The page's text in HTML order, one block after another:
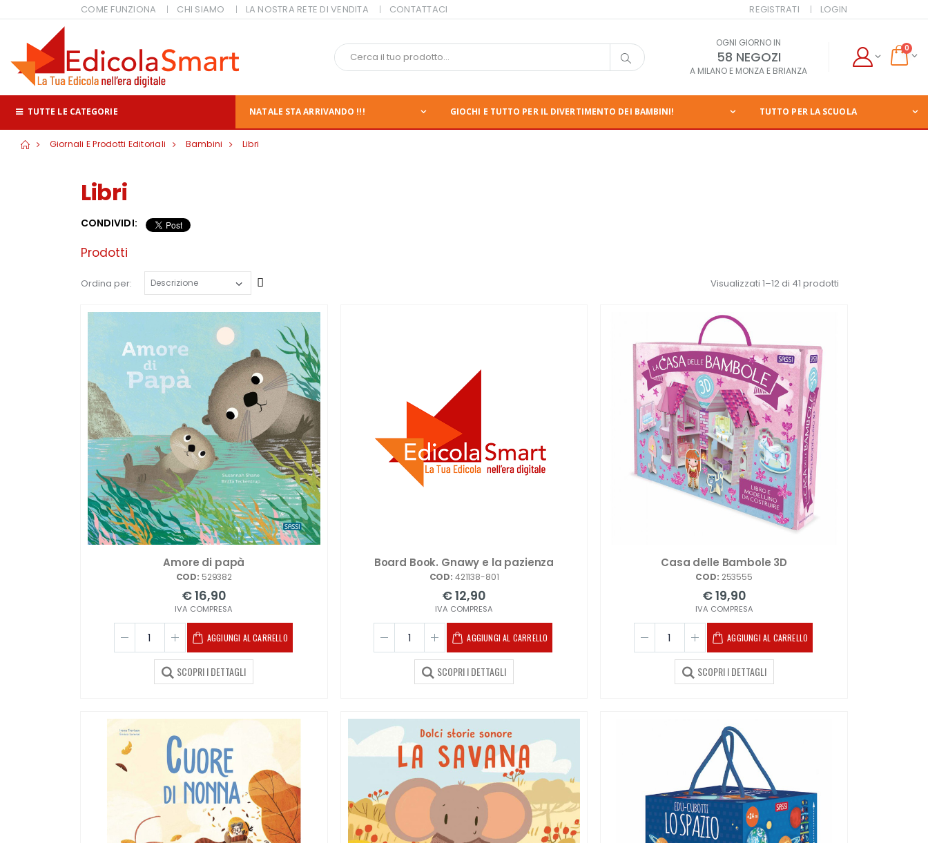
COME FUNZIONA CHI SIAMO LA NOSTRA RETE DI VENDITA CONTATTACI REGISTRATI LOGIN
OGNI GIORNO IN
58 NEGOZI
A MILANO E MONZA E BRIANZA
0
TUTTE LE CATEGORIE NATALE STA ARRIVANDO !!! GIOCHI E TUTTO PER IL DIVERTIMENTO DEI BAMBINI! TUTTO PER LA SCUOLA
Giornali E Prodotti Editoriali Bambini Libri
Libri
CONDIVIDI:
Prodotti
Ordina per: Visualizzati 1–12 di 41 prodotti
Amore di papà
COD: 529382
€ 16,90
IVA COMPRESA
AGGIUNGI AL CARRELLO
SCOPRI I DETTAGLI
Board Book. Gnawy e la pazienza
COD: 421138-801
€ 12,90
IVA COMPRESA
AGGIUNGI AL CARRELLO
SCOPRI I DETTAGLI
Casa delle Bambole 3D
COD: 253555
€ 19,90
IVA COMPRESA
AGGIUNGI AL CARRELLO
SCOPRI I DETTAGLI